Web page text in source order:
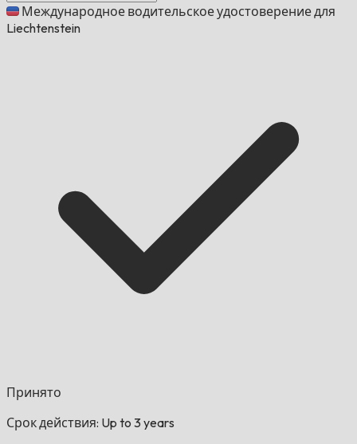
Международное водительское удостоверение для
Liechtenstein
Принято
Срок действия: Up to 3 years